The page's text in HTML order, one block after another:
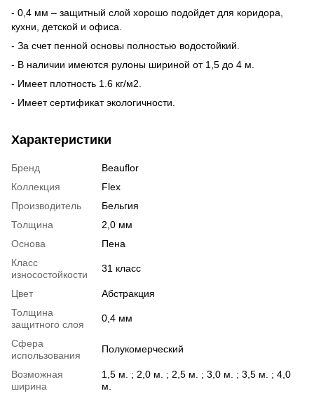
- 0,4 мм – защитный слой хорошо подойдет для коридора,
кухни, детской и офиса.
- За счет пенной основы полностью водостойкий.
- В наличии имеются рулоны шириной от 1,5 до 4 м.
- Имеет плотность 1.6 кг/м2.
- Имеет сертификат экологичности.
Характеристики
Бренд
Beauflor
Коллекция
Flex
Производитель
Бельгия
Толщина
2,0 мм
Основа
Пена
Класс
износостойкости
31 класс
Цвет
Абстракция
Толщина
защитного слоя
0,4 мм
Сфера
использования
Полукомерческий
Возможная
ширина
1,5 м. ; 2,0 м. ; 2,5 м. ; 3,0 м. ; 3,5 м. ; 4,0
м.